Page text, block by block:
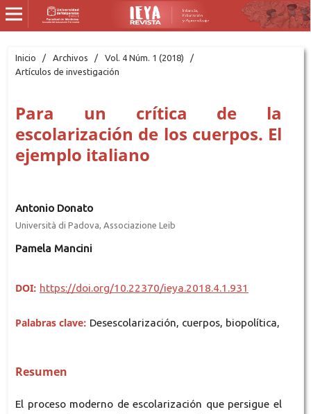
Inicio / Archivos / Vol. 4 Núm. 1 (2018)
/
Artículos de investigación
Para un crítica de la
escolarización de los cuerpos. El
ejemplo italiano
Antonio Donato
Università di Padova, Associazione Leib
Pamela Mancini
DOI: https://doi.org/10.22370/ieya.2018.4.1.931
Palabras clave: Desescolarización, cuerpos, biopolítica,
Resumen
El proceso moderno de escolarización que persigue el